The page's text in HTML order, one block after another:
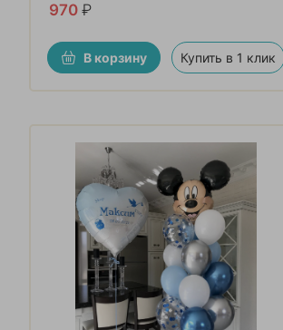
970 ₽
В корзину Купить в 1 клик